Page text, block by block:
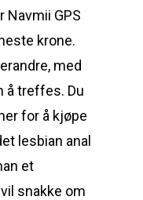
Navmii GPS
krone.
med
å treffes. Du
for å kjøpe
lesbian anal
et
snakke om